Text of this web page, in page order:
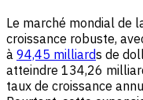
Le marché mondial de
croissance robuste,
à 94,45 milliards de
atteindre 134,26
taux de croissance